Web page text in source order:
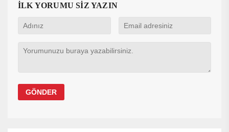
İLK YORUMU SİZ YAZIN